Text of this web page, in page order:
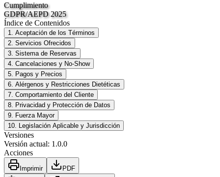
Cumplimiento
GDPR/AEPD 2025
Índice de Contenidos
1. Aceptación de los Términos
2. Servicios Ofrecidos
3. Sistema de Reservas
4. Cancelaciones y No-Show
5. Pagos y Precios
6. Alérgenos y Restricciones Dietéticas
7. Comportamiento del Cliente
8. Privacidad y Protección de Datos
9. Fuerza Mayor
10. Legislación Aplicable y Jurisdicción
Versiones
Versión actual: 1.0.0
Acciones
Imprimir PDF